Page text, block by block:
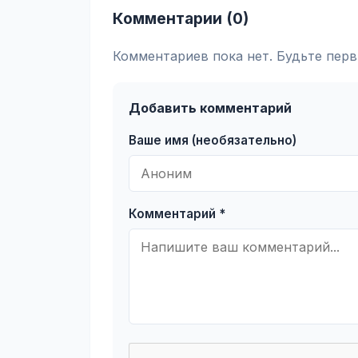
Комментарии (0)
Комментариев пока нет. Будьте
Добавить комментарий
Ваше имя (необязательно)
Комментарий *